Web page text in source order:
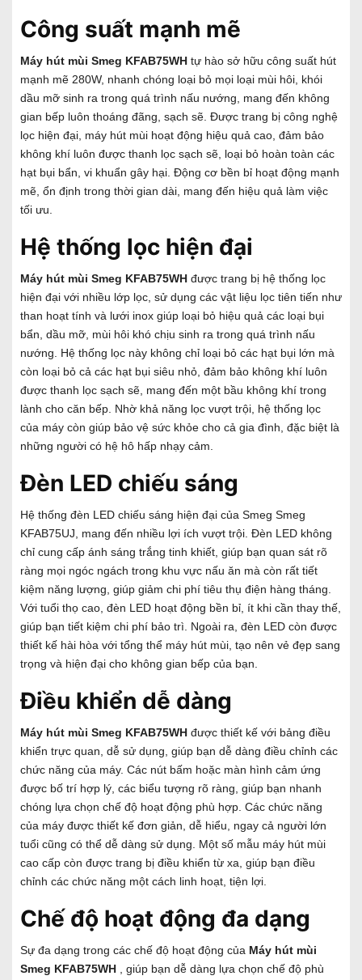
Công suất mạnh mẽ
Máy hút mùi Smeg KFAB75WH tự hào sở hữu công suất hút
mạnh mẽ 280W, nhanh chóng loại bỏ mọi loại mùi hôi, khói
dầu mỡ sinh ra trong quá trình nấu nướng, mang đến không
gian bếp luôn thoáng đãng, sạch sẽ. Được trang bị công nghệ
lọc hiện đại, máy hút mùi hoạt động hiệu quả cao, đảm bảo
không khí luôn được thanh lọc sạch sẽ, loại bỏ hoàn toàn các
hạt bụi bẩn, vi khuẩn gây hại. Động cơ bền bỉ hoạt động mạnh
mẽ, ổn định trong thời gian dài, mang đến hiệu quả làm việc
tối ưu.
Hệ thống lọc hiện đại
Máy hút mùi Smeg KFAB75WH được trang bị hệ thống lọc
hiện đại với nhiều lớp lọc, sử dụng các vật liệu lọc tiên tiến như
than hoạt tính và lưới inox giúp loại bỏ hiệu quả các loại bụi
bẩn, dầu mỡ, mùi hôi khó chịu sinh ra trong quá trình nấu
nướng. Hệ thống lọc này không chỉ loại bỏ các hạt bụi lớn mà
còn loại bỏ cả các hạt bụi siêu nhỏ, đảm bảo không khí luôn
được thanh lọc sạch sẽ, mang đến một bầu không khí trong
lành cho căn bếp. Nhờ khả năng lọc vượt trội, hệ thống lọc
của máy còn giúp bảo vệ sức khỏe cho cả gia đình, đặc biệt là
những người có hệ hô hấp nhạy cảm.
Đèn LED chiếu sáng
Hệ thống đèn LED chiếu sáng hiện đại của Smeg Smeg
KFAB75UJ, mang đến nhiều lợi ích vượt trội. Đèn LED không
chỉ cung cấp ánh sáng trắng tinh khiết, giúp bạn quan sát rõ
ràng mọi ngóc ngách trong khu vực nấu ăn mà còn rất tiết
kiệm năng lượng, giúp giảm chi phí tiêu thụ điện hàng tháng.
Với tuổi thọ cao, đèn LED hoạt động bền bỉ, ít khi cần thay thế,
giúp bạn tiết kiệm chi phí bảo trì. Ngoài ra, đèn LED còn được
thiết kế hài hòa với tổng thể máy hút mùi, tạo nên vẻ đẹp sang
trọng và hiện đại cho không gian bếp của bạn.
Điều khiển dễ dàng
Máy hút mùi Smeg KFAB75WH được thiết kế với bảng điều
khiển trực quan, dễ sử dụng, giúp bạn dễ dàng điều chỉnh các
chức năng của máy. Các nút bấm hoặc màn hình cảm ứng
được bố trí hợp lý, các biểu tượng rõ ràng, giúp bạn nhanh
chóng lựa chọn chế độ hoạt động phù hợp. Các chức năng
của máy được thiết kế đơn giản, dễ hiểu, ngay cả người lớn
tuổi cũng có thể dễ dàng sử dụng. Một số mẫu máy hút mùi
cao cấp còn được trang bị điều khiển từ xa, giúp bạn điều
chỉnh các chức năng một cách linh hoạt, tiện lợi.
Chế độ hoạt động đa dạng
Sự đa dạng trong các chế độ hoạt động của Máy hút mùi
Smeg KFAB75WH , giúp bạn dễ dàng lựa chọn chế độ phù